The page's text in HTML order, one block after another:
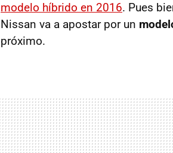
modelo híbrido en 2016. Pues
Nissan va a apostar por un
próximo.